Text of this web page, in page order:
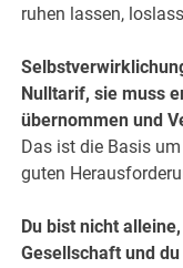
ruhen lassen,
Nulltarif, sie muss
übernommen und
Das ist die Basis
guten
Du bist nicht
Gesellschaft und